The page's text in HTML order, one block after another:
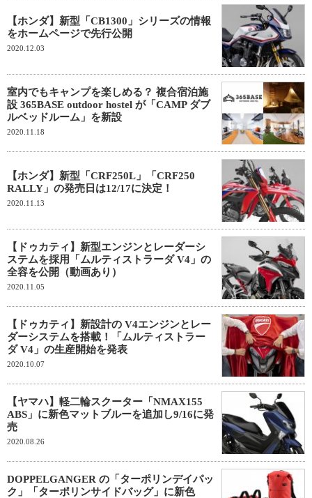
【ホンダ】新型「CB1300」シリーズの情報
をホームページで先行公開
2020.12.03
室内でもキャンプを楽しめる？ 複合宿泊施
設 365BASE outdoor hostel が「CAMP ダブ
ルベッドルーム」を新設
2020.11.18
【ホンダ】新型「CRF250L」「CRF250
RALLY」の発売日は12/17に決定！
2020.11.13
【ドゥカティ】新型エンジンとレーダーシ
ステムを採用「ムルティストラーダ V4」の
全容を公開（動画あり）
2020.11.05
【ドゥカティ】新設計の V4エンジンとレー
ダーシステムを搭載！「ムルティストラー
ダ V4」の生産開始を発表
2020.10.07
【ヤマハ】軽二輪スクーター「NMAX155
ABS」に新色マットブルーを追加し9/16に発
売
2020.08.26
DOPPELGANGER の「ターポリンデイパッ
ク」「ターポリンサイドバッグ」に新色